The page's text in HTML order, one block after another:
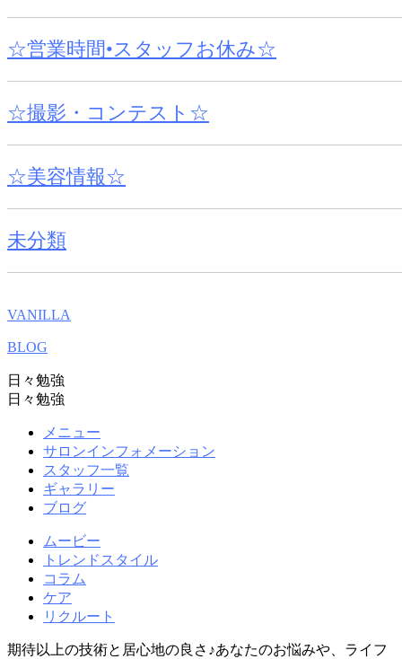
☆営業時間•スタッフお休み☆
☆撮影・コンテスト☆
☆美容情報☆
未分類
VANILLA
BLOG
日々勉強
日々勉強
メニュー
サロンインフォメーション
スタッフ一覧
ギャラリー
ブログ
ムービー
トレンドスタイル
コラム
ケア
リクルート
期待以上の技術と居心地の良さ♪あなたのお悩みや、ライフ